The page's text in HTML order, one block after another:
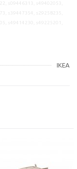
IKEA